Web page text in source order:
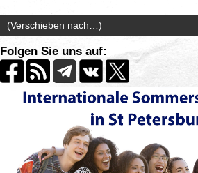
Folgen Sie uns auf: